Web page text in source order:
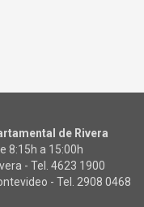
de Rivera
8:15h a 15:00h
- Tel. 4623 1900
- Tel. 2908 0468